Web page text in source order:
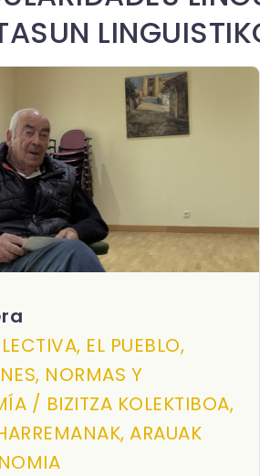
EL PUEBLO,
NORMAS Y
/ BIZITZA KOLEKTIBOA,
ARAUAK